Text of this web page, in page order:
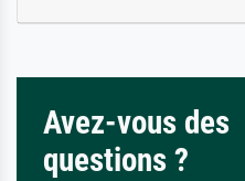
Avez-vous des
questions ?